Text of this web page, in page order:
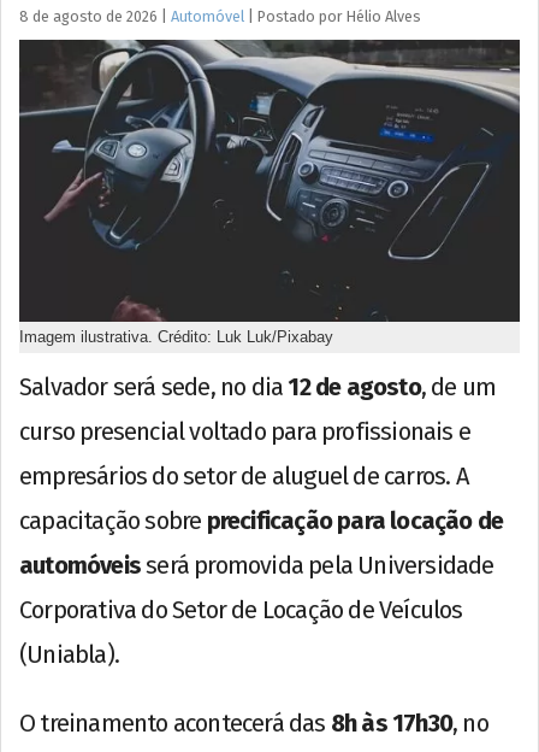
8 de agosto de 2026 Automóvel Postado por Hélio Alves
Imagem ilustrativa. Crédito: Luk Luk/Pixabay
Salvador será sede, no dia 12 de agosto, de um
curso presencial voltado para profissionais e
empresários do setor de aluguel de carros. A
capacitação sobre precificação para locação de
automóveisserá promovida pela Universidade
Corporativa do Setor de Locação de Veículos
(Uniabla).
O treinamento acontecerá das 8h às 17h30, no